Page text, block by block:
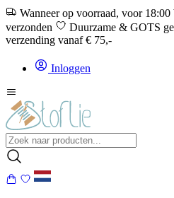
Wanneer op voorraad, voor
verzonden
Duurzame & GOTS
verzending vanaf € 75,-
Inloggen